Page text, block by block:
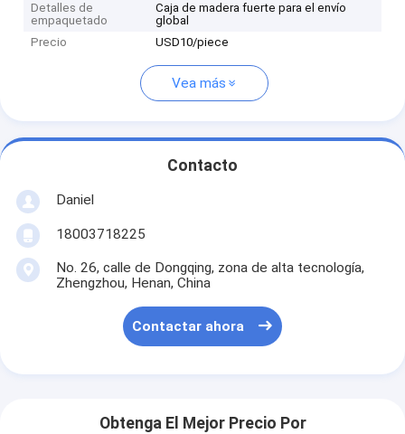
Detalles de
empaquetado
Caja de madera fuerte para el envío
global
Precio
USD10/piece
Vea más
Contacto
Daniel
18003718225
No. 26, calle de Dongqing, zona de alta tecnología,
Zhengzhou, Henan, China
Contactar ahora
Obtenga El Mejor Precio Por